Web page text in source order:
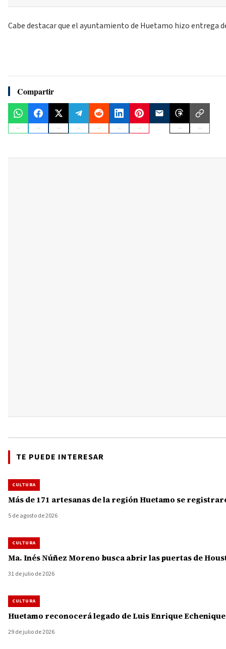
Cabe destacar que el ayuntamiento de Huetamo hizo entrega
Compartir
TE PUEDE INTERESAR
CULTURA
Más de 171 artesanas de la región Huetamo se
5 de agosto de 2026
CULTURA
Ma. Inés Núñez Moreno busca abrir las puertas de
31 de julio de 2026
CULTURA
Huetamo reconocerá legado de Luis Enrique
29 de julio de 2026